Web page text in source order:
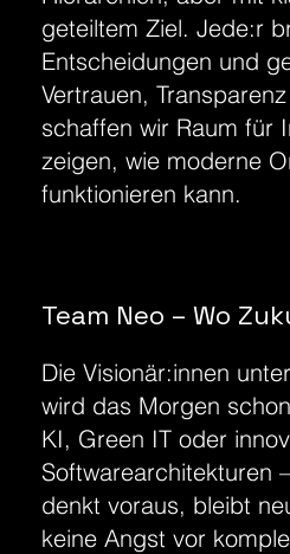
geteiltem Ziel. Jede:r
Entscheidungen und
Vertrauen,
schaffen wir Raum für
zeigen, wie moderne
funktionieren kann.
Team Neo – Wo
Die Visionär:innen
wird das Morgen
KI, Green IT oder
Softwarearchitekturen
denkt voraus, bleibt
keine Angst vor